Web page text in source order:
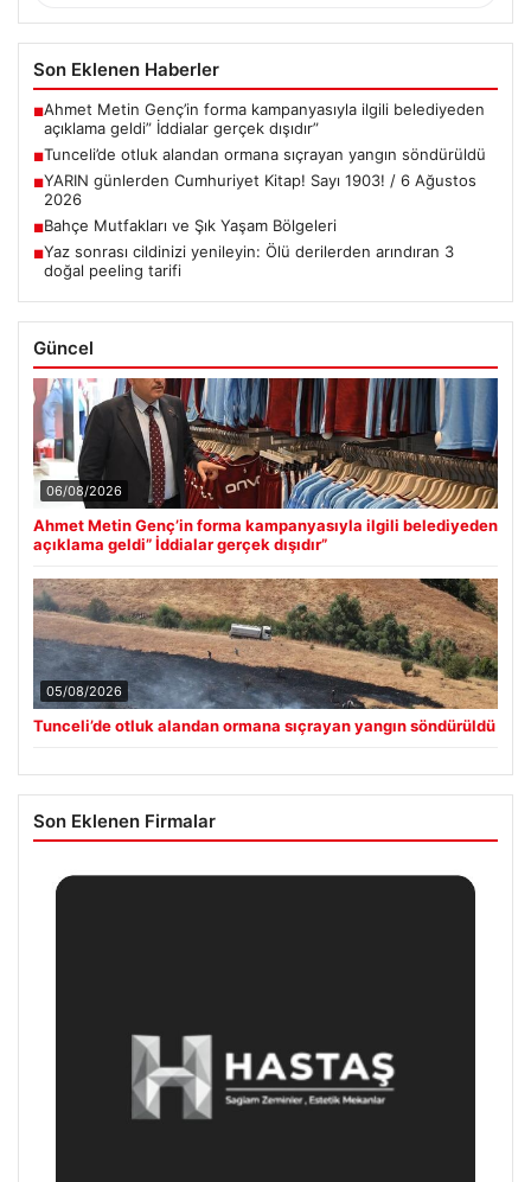
Son Eklenen Haberler
■Ahmet Metin Genç’in forma kampanyasıyla ilgili belediyeden
açıklama geldi” İddialar gerçek dışıdır”
■Tunceli’de otluk alandan ormana sıçrayan yangın söndürüldü
■YARIN günlerden Cumhuriyet Kitap! Sayı 1903! / 6 Ağustos
2026
■Bahçe Mutfakları ve Şık Yaşam Bölgeleri
■Yaz sonrası cildinizi yenileyin: Ölü derilerden arındıran 3
doğal peeling tarifi
Güncel
06/08/2026
Ahmet Metin Genç’in forma kampanyasıyla ilgili belediyeden
açıklama geldi” İddialar gerçek dışıdır”
05/08/2026
Tunceli’de otluk alandan ormana sıçrayan yangın söndürüldü
Son Eklenen Firmalar